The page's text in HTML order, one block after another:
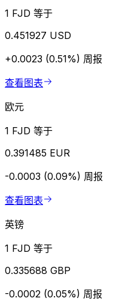
1 FJD 等于
0.451927 USD
+0.0023 (0.51%) 周报
查看图表
欧元
1 FJD 等于
0.391485 EUR
-0.0003 (0.09%) 周报
查看图表
英镑
1 FJD 等于
0.335688 GBP
-0.0002 (0.05%) 周报